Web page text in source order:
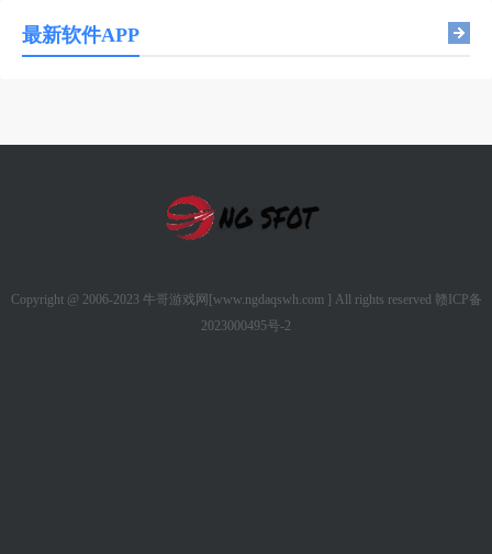
最新软件APP
Copyright @ 2006-2023 牛哥游戏网[www.ngdaqswh.com ] All rights reserved 赣ICP备
2023000495号-2